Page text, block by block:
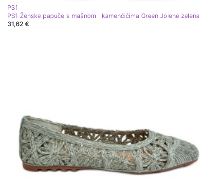
PS1
PS1 Ženske papuče s mašnom i kamenčićima Green Jolene zelena
31,62 €